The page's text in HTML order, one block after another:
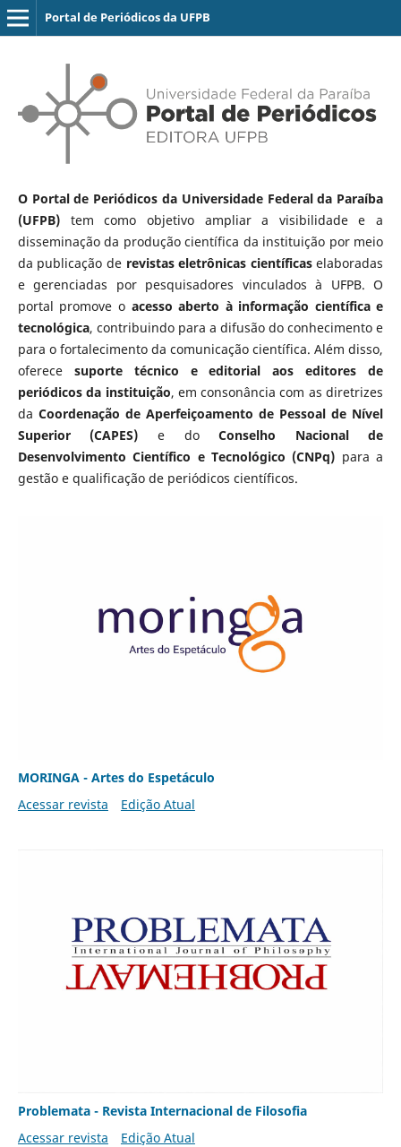
Portal de Periódicos da UFPB
O Portal de Periódicos da Universidade Federal da Paraíba
(UFPB)tem como objetivo ampliar a visibilidade e a
disseminação da produção científica da instituição por meio
da publicação de revistas eletrônicas científicaselaboradas
e gerenciadas por pesquisadores vinculados à UFPB. O
portal promove o acesso aberto à informação científica e
tecnológica, contribuindo para a difusão do conhecimento e
para o fortalecimento da comunicação científica. Além disso,
oferece suporte técnico e editorial aos editores de
periódicos da instituição, em consonância com as diretrizes
da Coordenação de Aperfeiçoamento de Pessoal de Nível
Superior (CAPES) e doConselho Nacional de
Desenvolvimento Científico e Tecnológico (CNPq) para a
gestão e qualificação de periódicos científicos.
MORINGA - Artes do Espetáculo
Acessar revista
Edição Atual
Problemata - Revista Internacional de Filosofia
Acessar revista
Edição Atual